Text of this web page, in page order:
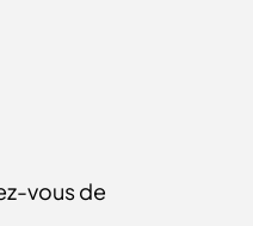
vous de